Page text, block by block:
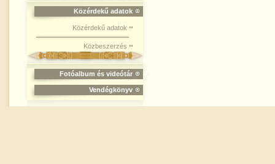
Közérdekű adatok
Közérdekű adatok
Közbeszerzés
Fotóalbum és videótár
Vendégkönyv